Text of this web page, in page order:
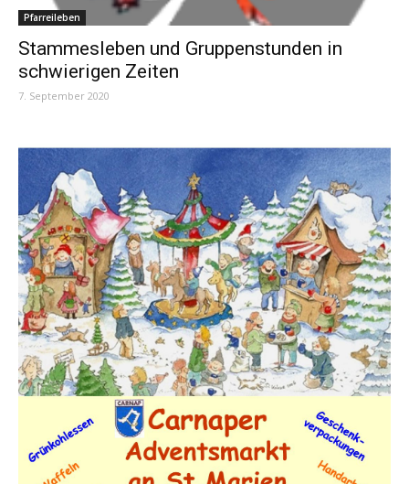
Pfarreileben
Stammesleben und Gruppenstunden in
schwierigen Zeiten
7. September 2020